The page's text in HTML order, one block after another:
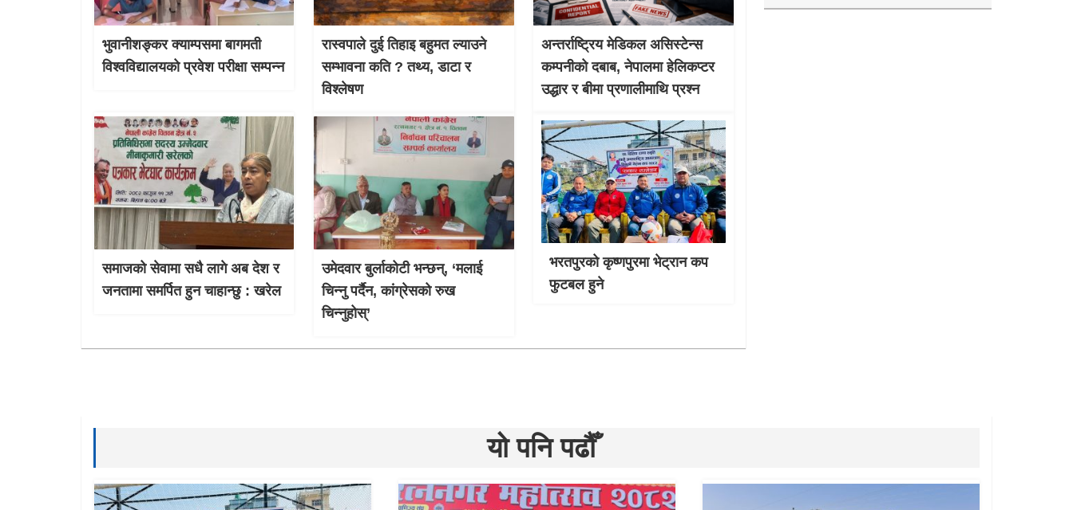
भुवानीशङ्कर क्याम्पसमा बागमती
विश्वविद्यालयको प्रवेश परीक्षा सम्पन्न
रास्वपाले दुई तिहाइ बहुमत ल्याउने
सम्भावना कति ? तथ्य, डाटा र
विश्लेषण
अन्तर्राष्ट्रिय मेडिकल असिस्टेन्स
कम्पनीको दबाब, नेपालमा हेलिकप्टर
उद्धार र बीमा प्रणालीमाथि प्रश्न
समाजको सेवामा सधै लागे अब देश र
जनतामा समर्पित हुन चाहान्छु : खरेल
उमेदवार बुर्लाकोटी भन्छन्, ‘मलाई
चिन्नु पर्दैन, कांग्रेसको रुख
चिन्नुहोस्’
भरतपुरको कृष्णपुरमा भेट्रान कप
फुटबल हुने
यो पनि पढौँ